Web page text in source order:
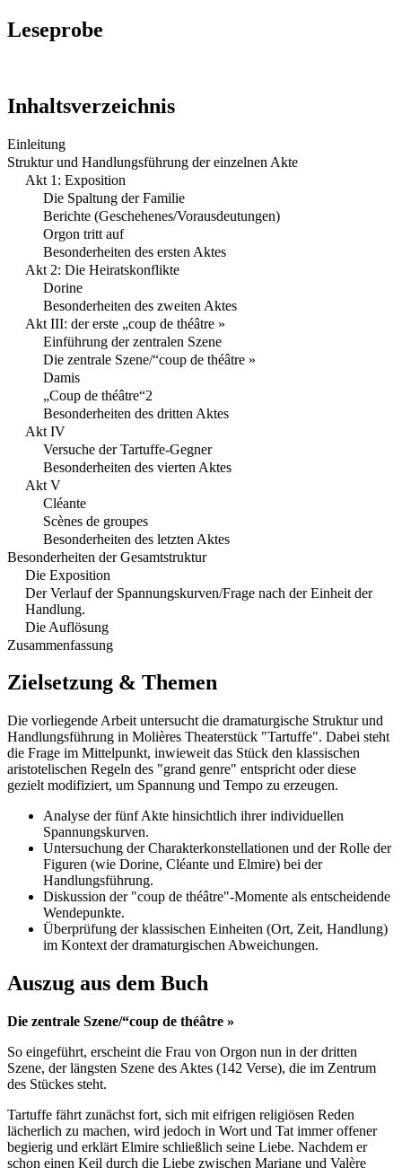
Leseprobe
Inhaltsverzeichnis
Einleitung
Struktur und Handlungsführung der einzelnen Akte
Akt 1: Exposition
Die Spaltung der Familie
Berichte (Geschehenes/Vorausdeutungen)
Orgon tritt auf
Besonderheiten des ersten Aktes
Akt 2: Die Heiratskonflikte
Dorine
Besonderheiten des zweiten Aktes
Akt III: der erste „coup de théâtre »
Einführung der zentralen Szene
Die zentrale Szene/“coup de théâtre »
Damis
„Coup de théâtre“2
Besonderheiten des dritten Aktes
Akt IV
Versuche der Tartuffe-Gegner
Besonderheiten des vierten Aktes
Akt V
Cléante
Scènes de groupes
Besonderheiten des letzten Aktes
Besonderheiten der Gesamtstruktur
Die Exposition
Der Verlauf der Spannungskurven/Frage nach der Einheit der
Handlung.
Die Auflösung
Zusammenfassung
Zielsetzung & Themen
Die vorliegende Arbeit untersucht die dramaturgische Struktur und
Handlungsführung in Molières Theaterstück "Tartuffe". Dabei steht
die Frage im Mittelpunkt, inwieweit das Stück den klassischen
aristotelischen Regeln des "grand genre" entspricht oder diese
gezielt modifiziert, um Spannung und Tempo zu erzeugen.
Analyse der fünf Akte hinsichtlich ihrer individuellen
Spannungskurven.
Untersuchung der Charakterkonstellationen und der Rolle der
Figuren (wie Dorine, Cléante und Elmire) bei der
Handlungsführung.
Diskussion der "coup de théâtre"-Momente als entscheidende
Wendepunkte.
Überprüfung der klassischen Einheiten (Ort, Zeit, Handlung)
im Kontext der dramaturgischen Abweichungen.
Auszug aus dem Buch
Die zentrale Szene/“coup de théâtre »
So eingeführt, erscheint die Frau von Orgon nun in der dritten
Szene, der längsten Szene des Aktes (142 Verse), die im Zentrum
des Stückes steht.
Tartuffe fährt zunächst fort, sich mit eifrigen religiösen Reden
lächerlich zu machen, wird jedoch in Wort und Tat immer offener
begierig und erklärt Elmire schließlich seine Liebe. Nachdem er
schon einen Keil durch die Liebe zwischen Mariane und Valère